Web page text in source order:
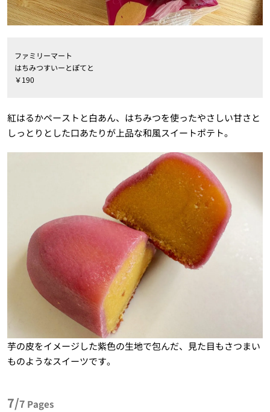
ファミリーマート
はちみつすいーとぽてと
￥190
紅はるかペーストと白あん、はちみつを使ったやさしい甘さと
しっとりとした口あたりが上品な和風スイートポテト。
芋の皮をイメージした紫色の生地で包んだ、見た目もさつまい
ものようなスイーツです。
7/7 Pages